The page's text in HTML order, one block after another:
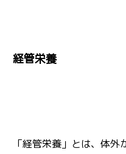
経管栄養
「経管栄養」とは、体